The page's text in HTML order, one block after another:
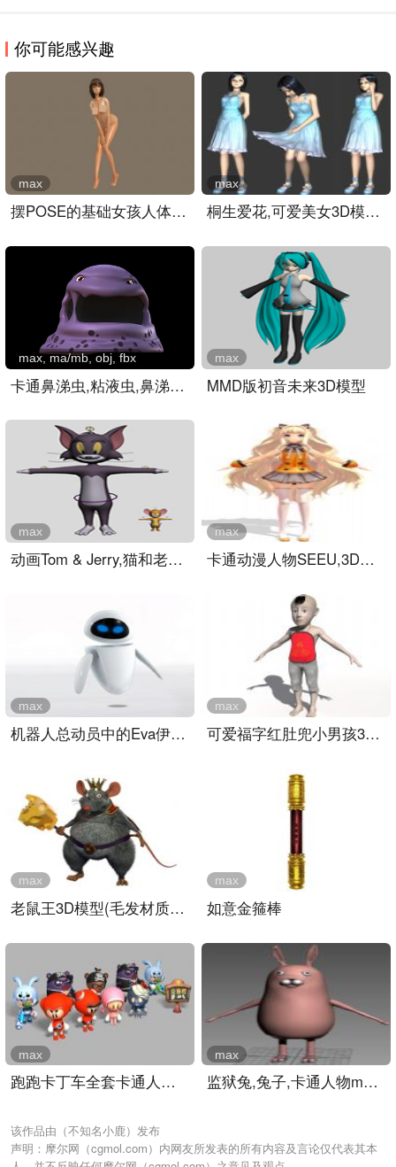
你可能感兴趣
摆POSE的基础女孩人体,卡通..
max
桐生爱花,可爱美女3D模型+..
max
卡通鼻涕虫,粘液虫,鼻涕怪..
max, ma/mb, obj, fbx
MMD版初音未来3D模型
max
动画Tom & Jerry,猫和老鼠..
max
卡通动漫人物SEEU,3D模型设..
max
机器人总动员中的Eva伊娃3..
max
可爱福字红肚兜小男孩3D模..
max
老鼠王3D模型(毛发材质齐全..
max
如意金箍棒
max
跑跑卡丁车全套卡通人物3D..
max
监狱兔,兔子,卡通人物max模..
max
该作品由（不知名小鹿）发布
声明：摩尔网（cgmol.com）内网友所发表的所有内容及言论仅代表其本